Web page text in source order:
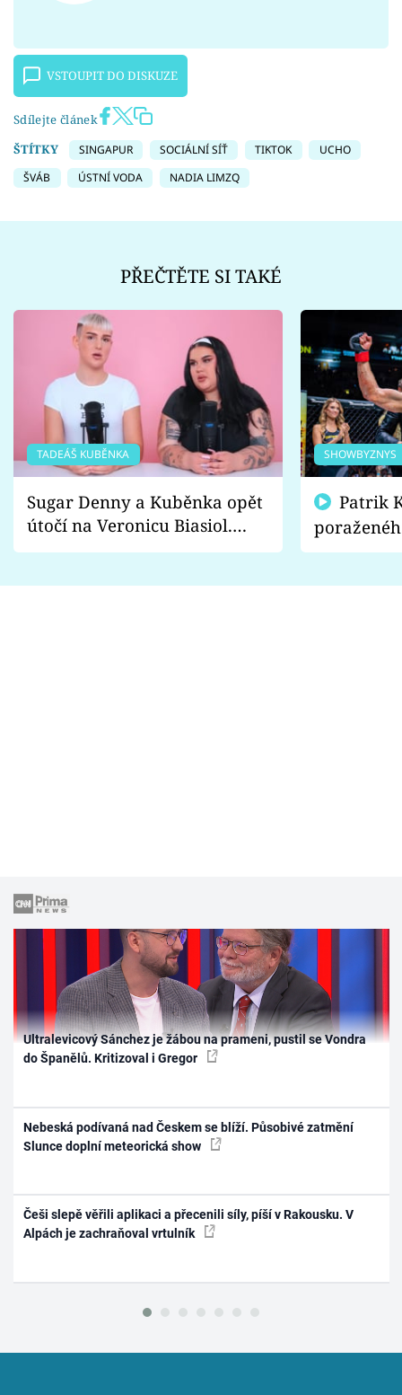
VSTOUPIT DO DISKUZE
Sdílejte článek
ŠTÍTKY
SINGAPUR SOCIÁLNÍ SÍŤ TIKTOK
UCHO
ŠVÁB
ÚSTNÍ VODA NADIA LIMZQ
PŘEČTĚTE SI TAKÉ
TADEÁŠ KUBĚNKA
Sugar Denny a Kuběnka opět
útočí na Veronicu Biasiol.
Proč je podle nich falešná a
SHOWBYZNYS
fanoušci
Ultralevicový Sánchez je žábou na prameni, pustil se Vondra
do Španělů. Kritizoval i Gregor
Nebeská podívaná nad Českem se blíží. Působivé zatmění
Slunce doplní meteorická show
Češi slepě věřili aplikaci a přecenili síly, píší v Rakousku. V
Alpách je zachraňoval vrtulník